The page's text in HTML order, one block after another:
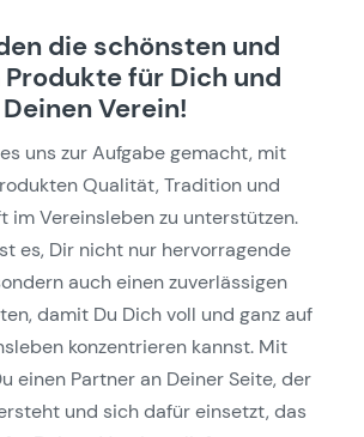
die schönsten und
für Dich und
Deinen Verein!
uns zur Aufgabe gemacht, mit
Qualität, Tradition und
im Vereinsleben zu unterstützen.
es, Dir nicht nur hervorragende
auch einen zuverlässigen
damit Du Dich voll und ganz auf
konzentrieren kannst. Mit
einen Partner an Deiner Seite, der
und sich dafür einsetzt, das